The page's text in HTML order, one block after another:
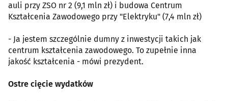
auli przy ZSO nr 2 (9,1 mln zł) i budowa Centrum
Kształcenia Zawodowego przy "Elektryku" (7,4 mln zł)
- Ja jestem szczególnie dumny z inwestycji takich jak
centrum kształcenia zawodowego. To zupełnie inna
jakość kształcenia - mówi prezydent.
Ostre cięcie wydatków